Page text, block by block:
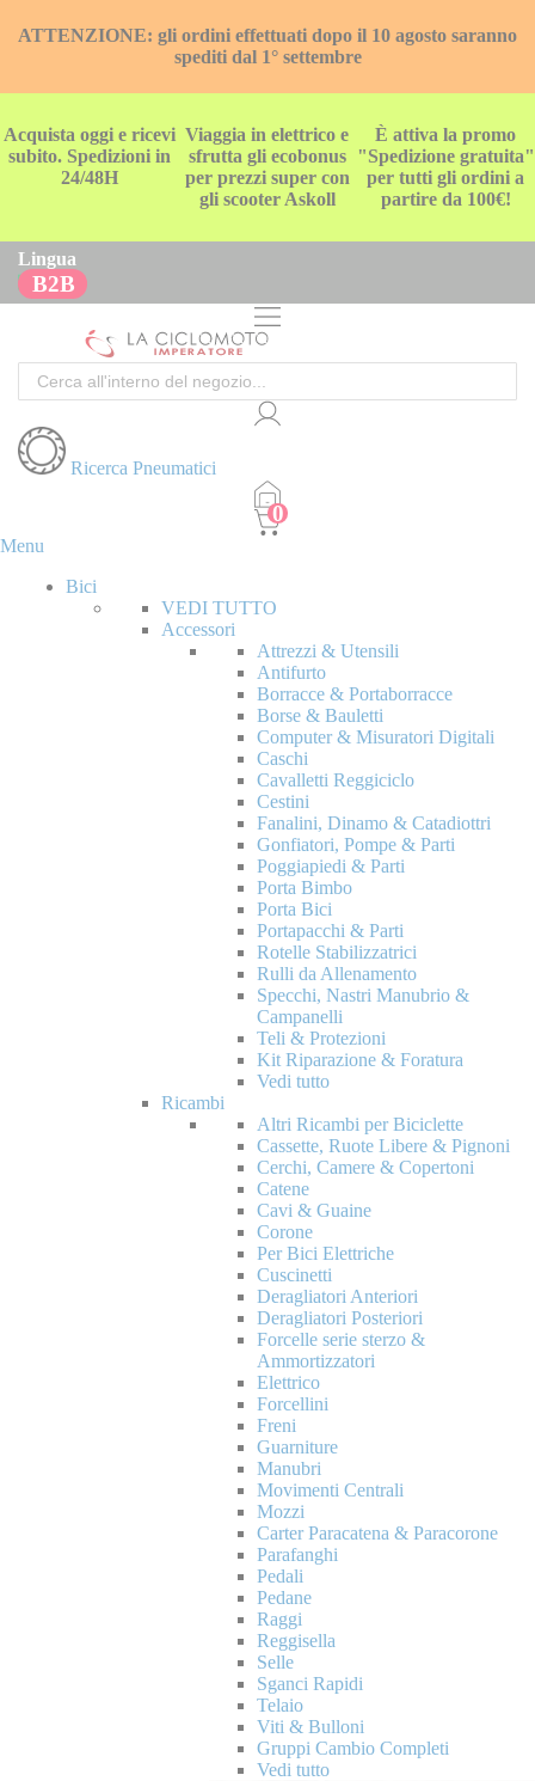
ATTENZIONE: gli ordini effettuati dopo il 10 agosto saranno
spediti dal 1° settembre
Acquista oggi e ricevi
subito. Spedizioni in
24/48H
Viaggia in elettrico e
sfrutta gli ecobonus
per prezzi super con
gli scooter Askoll
È attiva la promo
"Spedizione gratuita"
per tutti gli ordini a
partire da 100€!
Lingua
B2B
Cerca
Ricerca Pneumatici
Menu
Bici
VEDI TUTTO
Accessori
Attrezzi & Utensili
Antifurto
Borracce & Portaborracce
Borse & Bauletti
Computer & Misuratori Digitali
Caschi
Cavalletti Reggiciclo
Cestini
Fanalini, Dinamo & Catadiottri
Gonfiatori, Pompe & Parti
Poggiapiedi & Parti
Porta Bimbo
Porta Bici
Portapacchi & Parti
Rotelle Stabilizzatrici
Rulli da Allenamento
Specchi, Nastri Manubrio &
Campanelli
Teli & Protezioni
Kit Riparazione & Foratura
Vedi tutto
Ricambi
Altri Ricambi per Biciclette
Cassette, Ruote Libere & Pignoni
Cerchi, Camere & Copertoni
Catene
Cavi & Guaine
Corone
Per Bici Elettriche
Cuscinetti
Deragliatori Anteriori
Deragliatori Posteriori
Forcelle serie sterzo &
Ammortizzatori
Elettrico
Forcellini
Freni
Guarniture
Manubri
Movimenti Centrali
Mozzi
Carter Paracatena & Paracorone
Parafanghi
Pedali
Pedane
Raggi
Reggisella
Selle
Sganci Rapidi
Telaio
Viti & Bulloni
Gruppi Cambio Completi
Vedi tutto